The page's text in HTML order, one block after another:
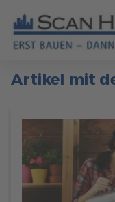
HÄUSER
SCANHAUS-VORTEILE
RUND UMS BAUEN
Artikel mit